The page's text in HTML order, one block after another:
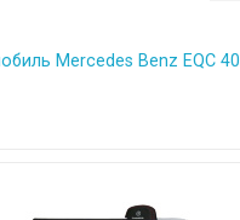
Mercedes Benz EQC